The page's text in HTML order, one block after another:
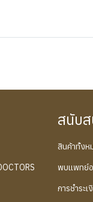
สนับ
สินค้าทั้งห
พบแพทย์
การชำระเ